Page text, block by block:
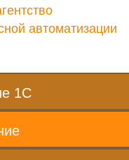
автоматизации
1С